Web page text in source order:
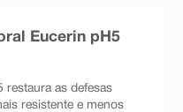
Eucerin pH5
restaura as defesas
resistente e menos